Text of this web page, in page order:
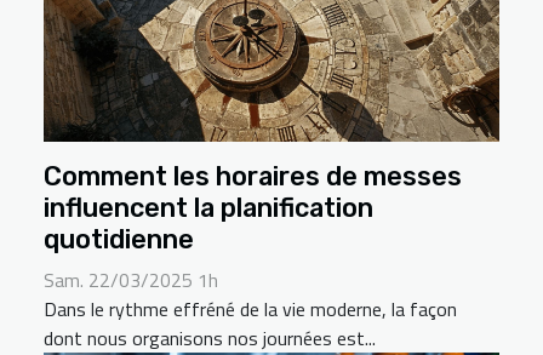
Comment les horaires de messes
influencent la planification
quotidienne
Sam. 22/03/2025 1h
Dans le rythme effréné de la vie moderne, la façon
dont nous organisons nos journées est...